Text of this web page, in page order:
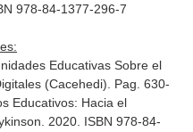
978-84-1377-296-7
Educativas Sobre el
(Cacehedi). Pag. 630-
Educativos: Hacia el
2020. ISBN 978-84-